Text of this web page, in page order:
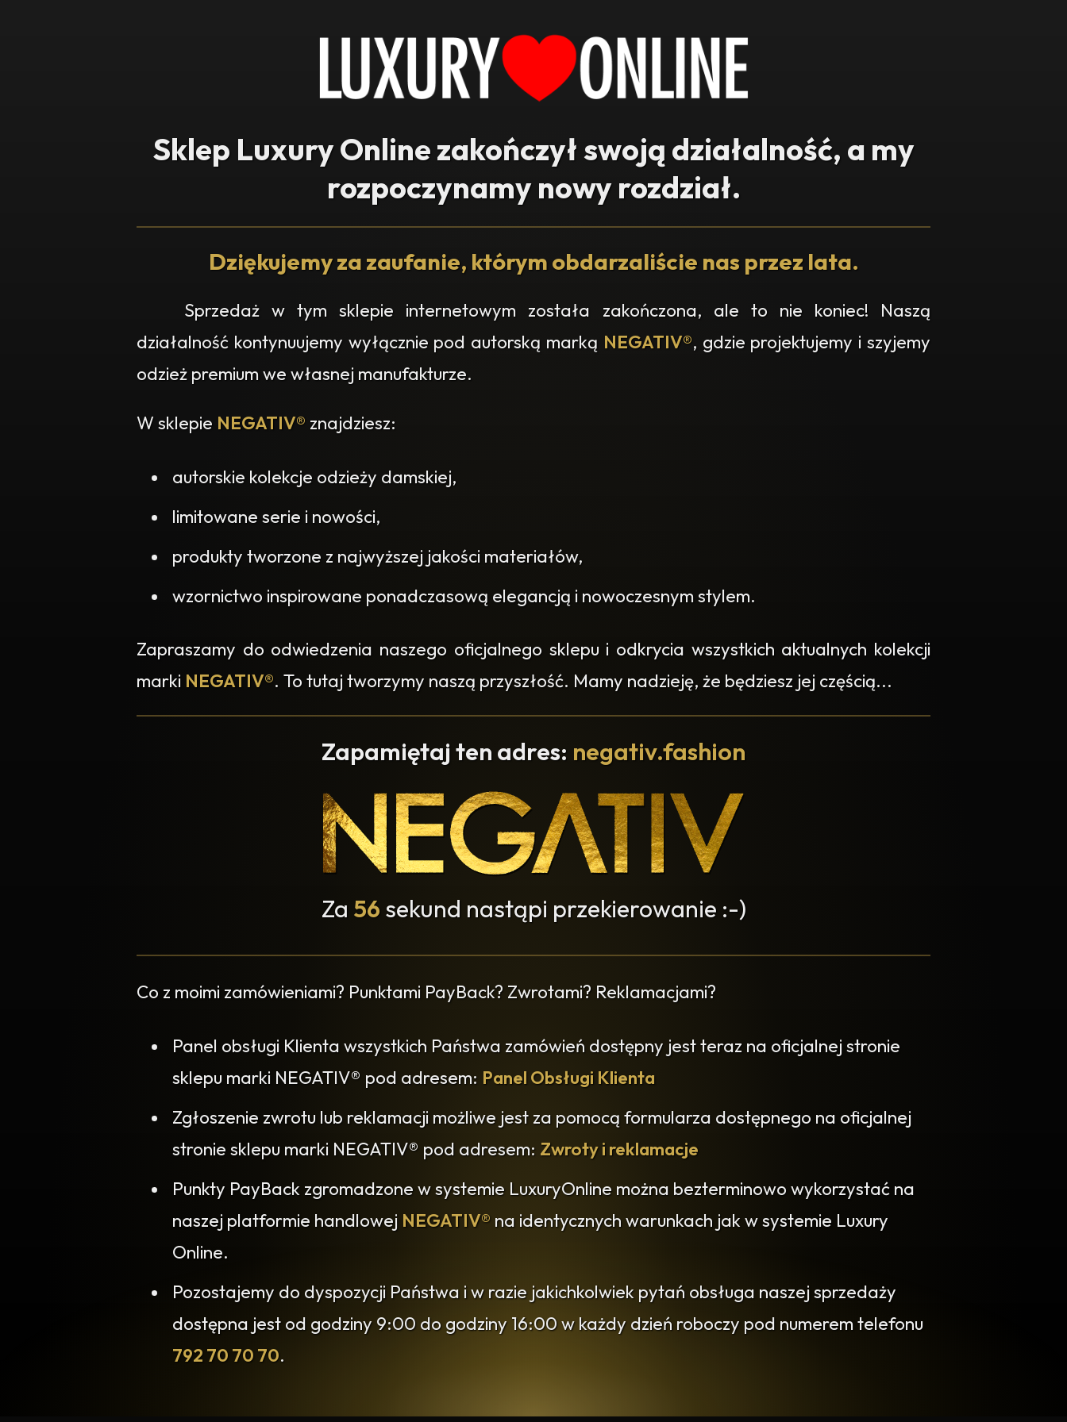
Sklep Luxury Online zakończył swoją działalność, a my
rozpoczynamy nowy rozdział.
Dziękujemy za zaufanie, którym obdarzaliście nas przez lata.
Sprzedaż w tym sklepie internetowym została zakończona, ale to nie koniec! Naszą
działalność kontynuujemy wyłącznie pod autorską marką NEGATIV®, gdzie projektujemy i szyjemy
odzież premium we własnej manufakturze.
W sklepie NEGATIV® znajdziesz:
autorskie kolekcje odzieży damskiej,
limitowane serie i nowości,
produkty tworzone z najwyższej jakości materiałów,
wzornictwo inspirowane ponadczasową elegancją i nowoczesnym stylem.
Zapraszamy do odwiedzenia naszego oficjalnego sklepu i odkrycia wszystkich aktualnych kolekcji
marki NEGATIV®. To tutaj tworzymy naszą przyszłość. Mamy nadzieję, że będziesz jej częścią...
Zapamiętaj ten adres: negativ.fashion
Za 55 sekund nastąpi przekierowanie :-)
Co z moimi zamówieniami? Punktami PayBack? Zwrotami? Reklamacjami?
Panel obsługi Klienta wszystkich Państwa zamówień dostępny jest teraz na oficjalnej stronie
sklepu marki NEGATIV® pod adresem: Panel Obsługi Klienta
Zgłoszenie zwrotu lub reklamacji możliwe jest za pomocą formularza dostępnego na oficjalnej
stronie sklepu marki NEGATIV® pod adresem: Zwroty i reklamacje
Punkty PayBack zgromadzone w systemie LuxuryOnline można bezterminowo wykorzystać na
naszej platformie handlowej NEGATIV® na identycznych warunkach jak w systemie Luxury
Online.
Pozostajemy do dyspozycji Państwa i w razie jakichkolwiek pytań obsługa naszej sprzedaży
dostępna jest od godziny 9:00 do godziny 16:00 w każdy dzień roboczy pod numerem telefonu
792 70 70 70.